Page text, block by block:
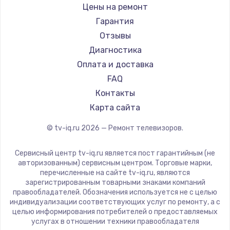
Замена видеокарты
1600 руб.
Ремонт разъема питания
880 руб.
Заказать
Замена видеочипа
Заказать
Замена северного моста
2600 руб.
Заказать
Daewoo
Centek
Telefunken
Hyundai
Doffler
Hiper
Grundig
HITACHI
Yandex
National
iFFALCON
Tuvio
Nord
Цены на ремонт
Гарантия
Отзывы
Диагностика
Оплата и доставка
FAQ
Контакты
Карта сайта
© tv-iq.ru 2026 — Ремонт телевизоров.
Сервисный центр tv-iq.ru является пост гарантийным (не
авторизованным) сервисным центром. Торговые марки,
перечисленные на сайте tv-iq.ru, являются
зарегистрированным товарными знаками компаний
правообладателей. Обозначения используется не с целью
индивидуализации соответствующих услуг по ремонту, а с
целью информирования потребителей о предоставляемых
услугах в отношении техники правообладателя